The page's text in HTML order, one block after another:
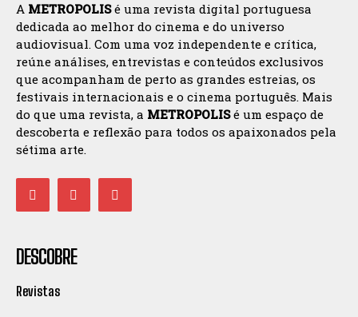
A METROPOLISé uma revista digital portuguesa
dedicada ao melhor do cinema e do universo
audiovisual. Com uma voz independente e crítica,
reúne análises, entrevistas e conteúdos exclusivos
que acompanham de perto as grandes estreias, os
festivais internacionais e o cinema português. Mais
do que uma revista, a METROPOLISé um espaço de
descoberta e reflexão para todos os apaixonados pela
sétima arte.
DESCOBRE
Revistas